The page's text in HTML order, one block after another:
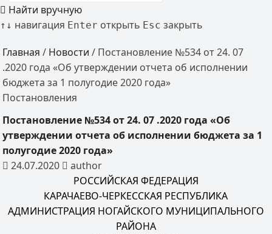
Найти вручную
↑ ↓ навигация Enter открыть Esc закрыть
Главная / Новости / Постановление №534 от 24. 07
.2020 года «Об утверждении отчета об исполнении
бюджета за 1 полугодие 2020 года»
Постановления
Постановление №534 от 24. 07 .2020 года «Об
утверждении отчета об исполнении бюджета за 1
полугодие 2020 года»
24.07.2020
author
РОССИЙСКАЯ ФЕДЕРАЦИЯ
КАРАЧАЕВО-ЧЕРКЕССКАЯ РЕСПУБЛИКА
АДМИНИСТРАЦИЯ НОГАЙСКОГО МУНИЦИПАЛЬНОГО
РАЙОНА